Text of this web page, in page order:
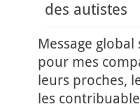
des autistes
Message global
pour mes
leurs proches,
les